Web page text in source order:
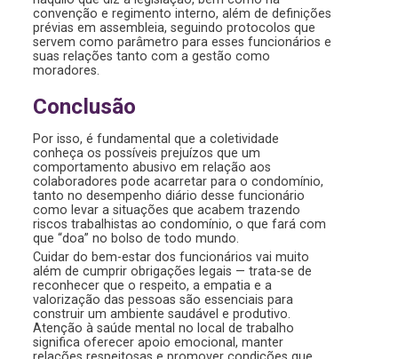
convenção e regimento interno, além de definições
prévias em assembleia, seguindo protocolos que
servem como parâmetro para esses funcionários e
suas relações tanto com a gestão como
moradores.
Conclusão
Por isso, é fundamental que a coletividade
conheça os possíveis prejuízos que um
comportamento abusivo em relação aos
colaboradores pode acarretar para o condomínio,
tanto no desempenho diário desse funcionário
como levar a situações que acabem trazendo
riscos trabalhistas ao condomínio, o que fará com
que “doa” no bolso de todo mundo.
Cuidar do bem-estar dos funcionários vai muito
além de cumprir obrigações legais — trata-se de
reconhecer que o respeito, a empatia e a
valorização das pessoas são essenciais para
construir um ambiente saudável e produtivo.
Atenção à saúde mental no local de trabalho
significa oferecer apoio emocional, manter